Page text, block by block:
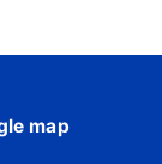
map